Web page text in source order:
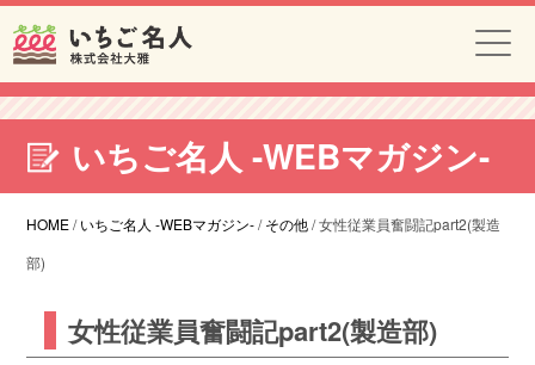
いちご名人 -WEBマガジン-
HOME/いちご名人 -WEBマガジン-/その他/女性従業員奮闘記part2(製造
部)
女性従業員奮闘記part2(製造部)